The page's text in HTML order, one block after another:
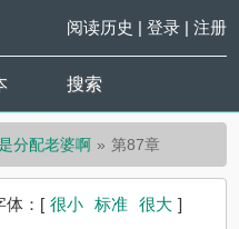
阅读历史 | 登录| 注册
搜索
分配老婆啊 第87章
体： [ 很小 标准 很大 ]